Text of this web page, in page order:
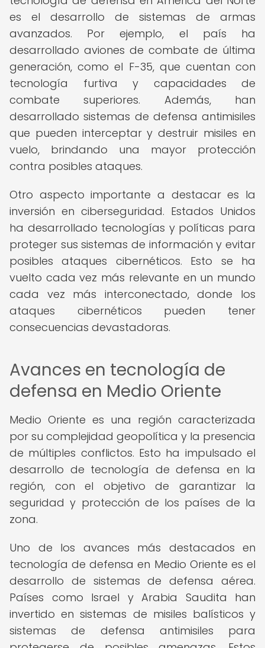
es el desarrollo de sistemas de armas
avanzados. Por ejemplo, el país ha
desarrollado aviones de combate de última
generación, como el F-35, que cuentan con
tecnología furtiva y capacidades de
combate superiores. Además, han
desarrollado sistemas de defensa antimisiles
que pueden interceptar y destruir misiles en
vuelo, brindando una mayor protección
contra posibles ataques.
Otro aspecto importante a destacar es la
inversión en ciberseguridad. Estados Unidos
ha desarrollado tecnologías y políticas para
proteger sus sistemas de información y evitar
posibles ataques cibernéticos. Esto se ha
vuelto cada vez más relevante en un mundo
cada vez más interconectado, donde los
ataques cibernéticos pueden tener
consecuencias devastadoras.
Avances en tecnología de
defensa en Medio Oriente
Medio Oriente es una región caracterizada
por su complejidad geopolítica y la presencia
de múltiples conflictos. Esto ha impulsado el
desarrollo de tecnología de defensa en la
región, con el objetivo de garantizar la
seguridad y protección de los países de la
zona.
Uno de los avances más destacados en
tecnología de defensa en Medio Oriente es el
desarrollo de sistemas de defensa aérea.
Países como Israel y Arabia Saudita han
invertido en sistemas de misiles balísticos y
sistemas de defensa antimisiles para